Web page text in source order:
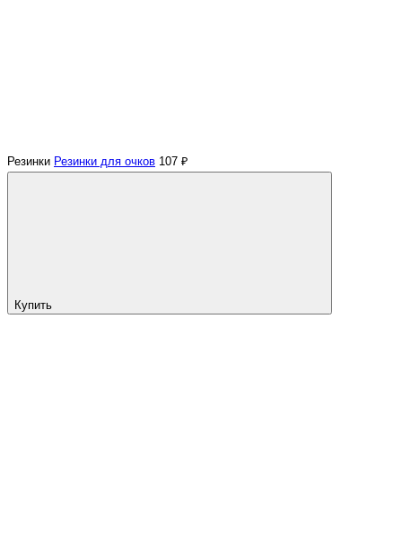
Резинки Резинки для очков 107 ₽
Купить